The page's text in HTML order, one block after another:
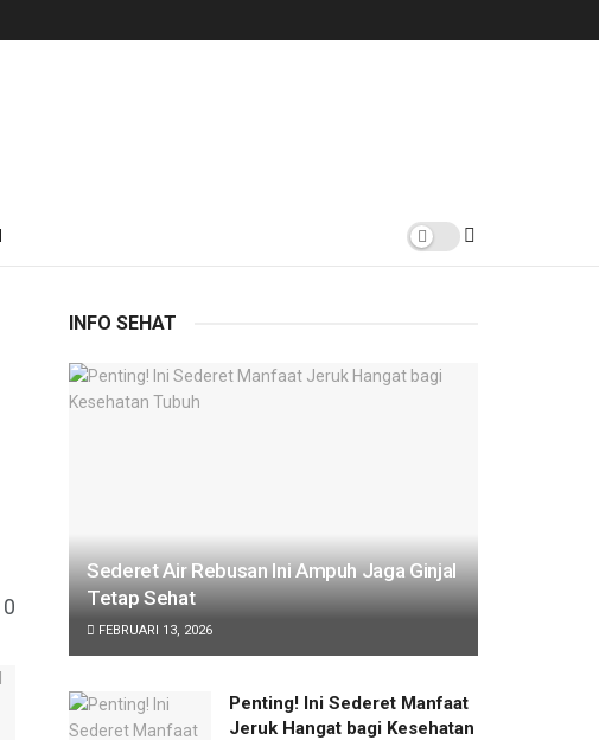
0
INFO SEHAT
Sederet Air Rebusan Ini Ampuh Jaga Ginjal
Tetap Sehat
FEBRUARI 13, 2026
Penting! Ini Sederet Manfaat
Jeruk Hangat bagi Kesehatan